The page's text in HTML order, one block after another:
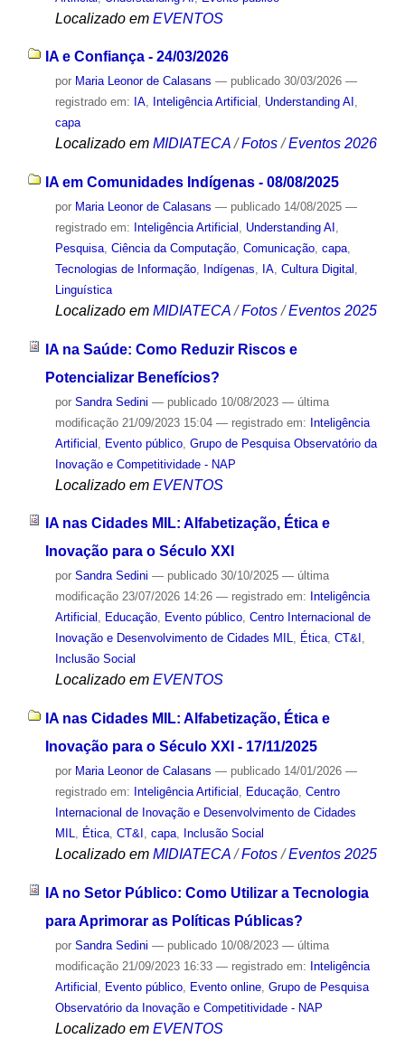
Localizado em EVENTOS
IA e Confiança - 24/03/2026
por Maria Leonor de Calasans — publicado30/03/2026 —
registrado em: IA, Inteligência Artificial , Understanding AI ,
capa
Localizado em MIDIATECA /Fotos /Eventos 2026
IA em Comunidades Indígenas - 08/08/2025
por Maria Leonor de Calasans — publicado14/08/2025 —
registrado em: Inteligência Artificial , Understanding AI ,
Pesquisa, Ciência da Computação, Comunicação, capa,
Tecnologias de Informação, Indígenas, IA, Cultura Digital ,
Linguística
Localizado em MIDIATECA /Fotos /Eventos 2025
IA na Saúde: Como Reduzir Riscos e
Potencializar Benefícios?
por Sandra Sedini — publicado10/08/2023 — última
modificação21/09/2023 15:04 — registrado em: Inteligência
Artificial
Evento público, Grupo de Pesquisa Observatório da
Inovação e Competitividade - NAP
Localizado em EVENTOS
IA nas Cidades MIL: Alfabetização, Ética e
Inovação para o Século XXI
por Sandra Sedini — publicado30/10/2025 — última
modificação23/07/2026 14:26 — registrado em: Inteligência
Artificial , Educação, Evento público, Centro Internacional de
Inovação e Desenvolvimento de Cidades MIL, Ética, CT&I ,
Inclusão Social
Localizado em EVENTOS
IA nas Cidades MIL: Alfabetização, Ética e
Inovação para o Século XXI - 17/11/2025
por Maria Leonor de Calasans — publicado14/01/2026 —
registrado em: Inteligência Artificial , Educação, Centro
Internacional de Inovação e Desenvolvimento de Cidades
MIL, Ética, CT&I , capa, Inclusão Social
Localizado em MIDIATECA /Fotos /Eventos 2025
IA no Setor Público: Como Utilizar a Tecnologia
para Aprimorar as Políticas Públicas?
por Sandra Sedini — publicado10/08/2023 — última
modificação21/09/2023 16:33 — registrado em: Inteligência
Artificial
Evento público, Evento online, Grupo de Pesquisa
Observatório da Inovação e Competitividade - NAP
Localizado em EVENTOS